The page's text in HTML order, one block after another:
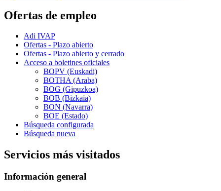
Ofertas de empleo
Adi IVAP
Ofertas - Plazo abierto
Ofertas - Plazo abierto y cerrado
Acceso a boletines oficiales
BOPV (Euskadi)
BOTHA (Araba)
BOG (Gipuzkoa)
BOB (Bizkaia)
BON (Navarra)
BOE (Estado)
Búsqueda configurada
Búsqueda nueva
Servicios más visitados
Información general